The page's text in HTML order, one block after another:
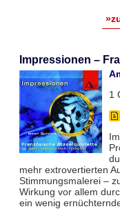
Impressionen –
1
mehr extrovertierten
Stimmungsmalerei –
Wirkung vor allem
ein wenig